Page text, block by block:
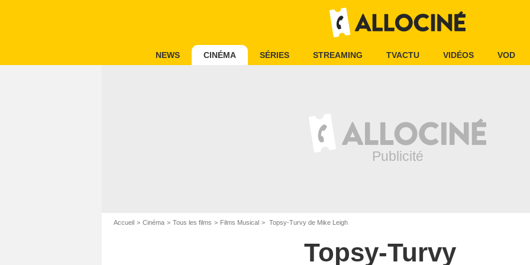
NEWS CINÉMA SÉRIES STREAMING TVACTU VIDÉOS VOD
Accueil Cinéma Tous les films Films Musical Topsy-Turvy de Mike Leigh
Topsy-Turvy